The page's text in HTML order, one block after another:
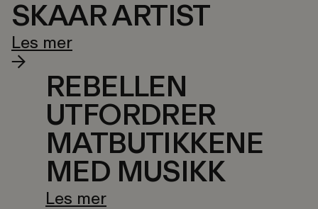
SKAAR ARTIST
Les mer
REBELLEN
UTFORDRER
MATBUTIKKENE
MED MUSIKK
Les mer